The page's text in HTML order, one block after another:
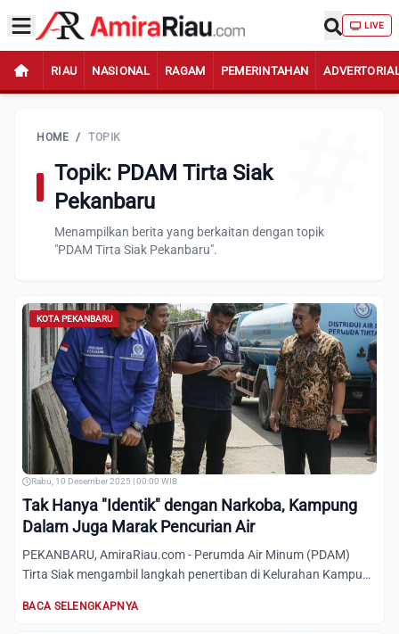
LIVE
RIAU NASIONAL RAGAM PEMERINTAHAN
HOME / TOPIK
Topik: PDAM Tirta Siak
Pekanbaru
Menampilkan berita yang berkaitan dengan topik
"PDAM Tirta Siak Pekanbaru".
KOTA PEKANBARU
Rabu, 10 Desember 2025 | 00:00 WIB
Tak Hanya "Identik" dengan Narkoba, Kampung
Dalam Juga Marak Pencurian Air
PEKANBARU, AmiraRiau.com - Perumda Air Minum (PDAM)
Tirta Siak mengambil langkah penertiban di Kelurahan Kampung
BACA SELENGKAPNYA